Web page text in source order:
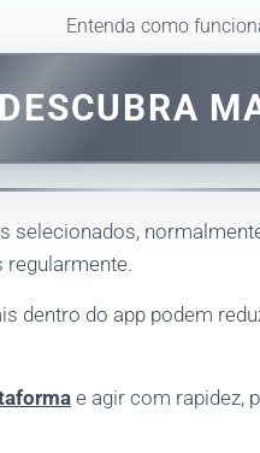
Entenda como
DESCUBRA
selecionados,
regularmente.
dentro do app podem
e agir com rapidez,